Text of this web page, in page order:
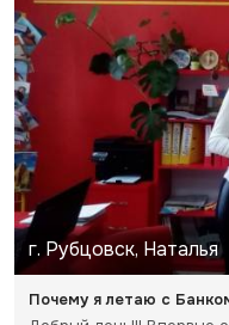
г. Рубцовск, Наталья
Почему я летаю с